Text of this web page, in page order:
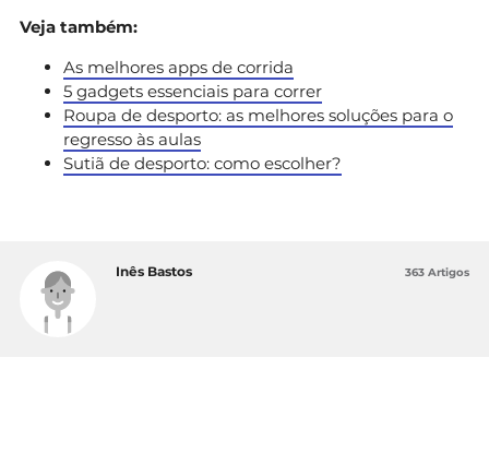
Veja também:
As melhores apps de corrida
5 gadgets essenciais para correr
Roupa de desporto: as melhores soluções para o
regresso às aulas
Sutiã de desporto: como escolher?
Inês Bastos 363 Artigos